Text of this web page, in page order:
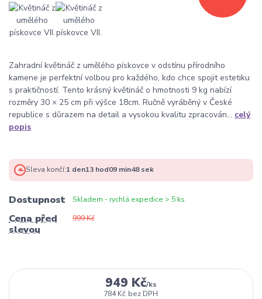
Zahradní květináč z umělého pískovce v odstínu přírodního
kamene je perfektní volbou pro každého, kdo chce spojit estetiku
s praktičností. Tento krásný květináč o hmotnosti 9 kg nabízí
rozměry 30 × 25 cm při výšce 18cm. Ručně vyráběný v České
republice s důrazem na detail a vysokou kvalitu zpracován... celý
popis
Sleva končí:1 den13hod09min47sek
Dostupnost Skladem - rychlá expedice > 5 ks
Cena před
slevou
999 Kč
949 Kč/ks
784 Kč bez DPH